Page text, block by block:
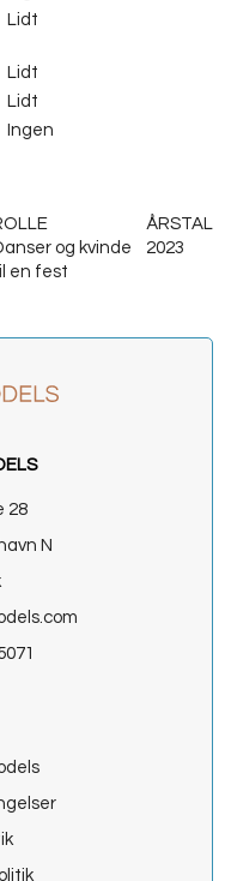
Lidt
Lidt
Lidt
Ingen
ÅRSTAL
og kvinde
en fest
2023
28
N